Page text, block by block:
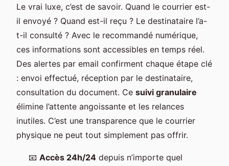
Le vrai luxe, c’est de savoir. Quand le courrier est-
il envoyé ? Quand est-il reçu ? Le destinataire l’a-
t-il consulté ? Avec le recommandé numérique,
ces informations sont accessibles en temps réel.
Des alertes par email confirment chaque étape clé
: envoi effectué, réception par le destinataire,
consultation du document. Ce suivi granulaire
élimine l’attente angoissante et les relances
inutiles. C’est une transparence que le courrier
physique ne peut tout simplement pas offrir.
📧 Accès 24h/24 depuis n’importe quel